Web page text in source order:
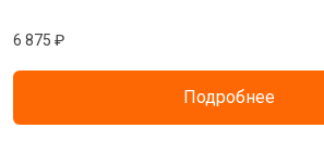
6 875 ₽
Подробнее